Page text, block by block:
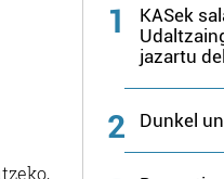
1
KASek
jazartu
2 Dunkel